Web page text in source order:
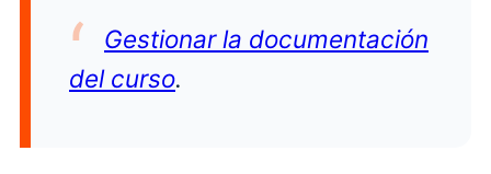
Gestionar la documentación
del curso.